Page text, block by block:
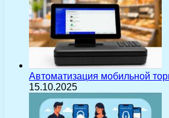
Автоматизация мобильной
15.10.2025